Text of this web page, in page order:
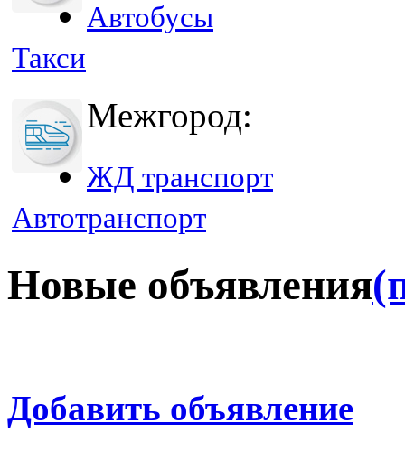
Автобусы
Такси
Межгород:
ЖД транспорт
Автотранспорт
Новые объявления
Добавить объявление